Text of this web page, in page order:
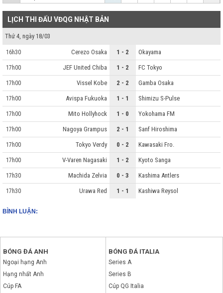
LỊCH THI ĐẤU VĐQG NHẬT BẢN
Thứ 4, ngày 18/03
16h30 Cerezo Osaka 1 - 2 Okayama
17h00 JEF United Chiba 1 - 2 FC Tokyo
17h00 Vissel Kobe 2 - 2 Gamba Osaka
17h00 Avispa Fukuoka 1 - 1 Shimizu S-Pulse
17h00 Mito Hollyhock 1 - 0 Yokohama FM
17h00 Nagoya Grampus 2 - 1 Sanf Hiroshima
17h00 Tokyo Verdy 0 - 2 Kawasaki Fro.
17h00 V-Varen Nagasaki 1 - 2 Kyoto Sanga
17h30 Machida Zelvia 0 - 3 Kashima Antlers
17h30 Urawa Red 1 - 1 Kashiwa Reysol
BÌNH LUẬN:
BÓNG ĐÁ ANH
Ngoại hạng Anh
Hạng nhất Anh
Cúp FA
BÓNG ĐÁ ITALIA
Series A
Series B
Cúp QG Italia